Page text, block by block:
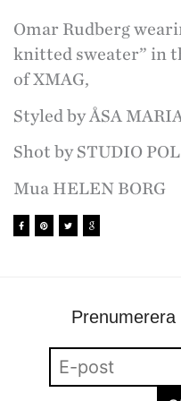
Omar Rudberg
knitted sweater” in
of XMAG,
Styled by ÅSA
Shot by STUDIO POL
Mua HELEN BORG